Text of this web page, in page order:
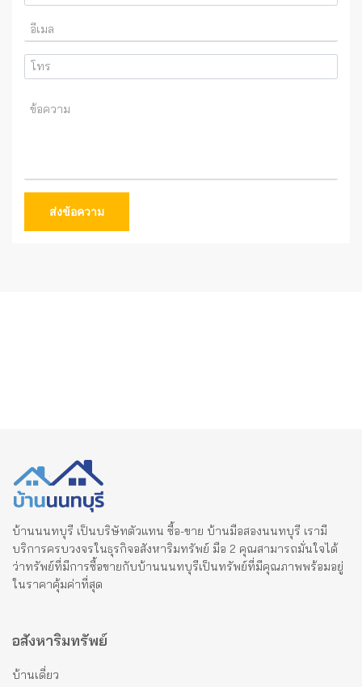
ส่งข้อความ
บ้านนนทบุรี เป็นบริษัทตัวแทน ซื้อ-ขาย บ้านมือสองนนทบุรี เรามี
บริการครบวงจรในธุรกิจอสังหาริมทรัพย์ มือ 2 คุณสามารถมั่นใจได้
ว่าทรัพย์ที่มีการซื้อขายกับบ้านนนทบุรีเป็นทรัพย์ที่มีคุณภาพพร้อมอยู่
ในราคาคุ้มค่าที่สุด
อสังหาริมทรัพย์
บ้านเดี่ยว